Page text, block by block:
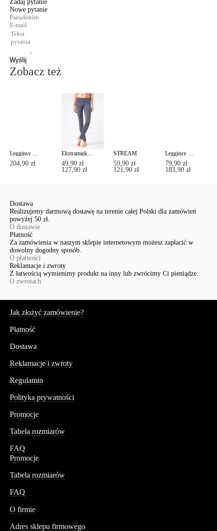
Zadaj pytanie
Nowe pytanie
Wyślij
Zobacz też
Legginsy modelujące z lampasami URBAN
204,90 zł
Ekstramiękkie legginsy z efektem termicznym STREET PLUSH
49,90 zł
127,90 zł
STREAM
59,90 zł
121,90 zł
Legginsy modelujące z eko skóry STORY
79,90 zł
183,90 zł
Dostawa
Realizujemy darmową dostawę na terenie całej Polski dla zamówień
powyżej 50 zł.
O dostawie
Płatność
Za zamówienia w naszym sklepie internetowym możesz zapłacić w
dowolny dogodny sposób.
O płatności
Reklamacje i zwroty
Z łatwością wymienimy produkt na inny lub zwrócimy Ci pieniądze.
O zwrotach
Jak złożyć zamówienie?
Płatność
Dostawa
Reklamacje i zwroty
Regulamin
Polityka prywatności
Promocje
Tabela rozmiarów
FAQ
Promocje
Tabela rozmiarów
FAQ
O firmie
Adres sklepu firmowego